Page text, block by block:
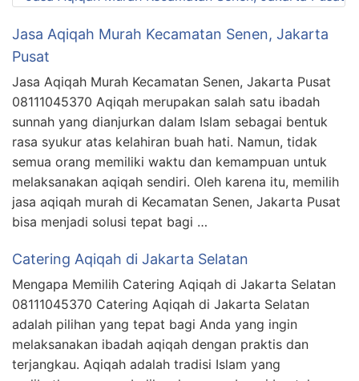
Jasa Aqiqah Murah Kecamatan Senen, Jakarta
Pusat
Jasa Aqiqah Murah Kecamatan Senen, Jakarta Pusat
08111045370 Aqiqah merupakan salah satu ibadah
sunnah yang dianjurkan dalam Islam sebagai bentuk
rasa syukur atas kelahiran buah hati. Namun, tidak
semua orang memiliki waktu dan kemampuan untuk
melaksanakan aqiqah sendiri. Oleh karena itu, memilih
jasa aqiqah murah di Kecamatan Senen, Jakarta Pusat
bisa menjadi solusi tepat bagi …
Catering Aqiqah di Jakarta Selatan
Mengapa Memilih Catering Aqiqah di Jakarta Selatan
08111045370 Catering Aqiqah di Jakarta Selatan
adalah pilihan yang tepat bagi Anda yang ingin
melaksanakan ibadah aqiqah dengan praktis dan
terjangkau. Aqiqah adalah tradisi Islam yang